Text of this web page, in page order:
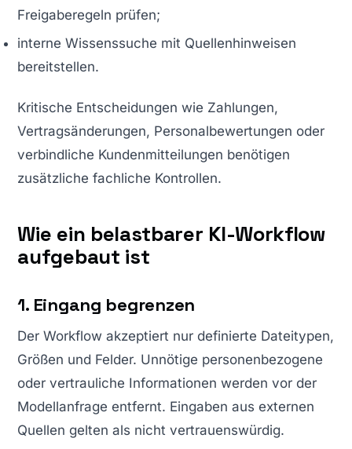
Freigaberegeln prüfen;
interne Wissenssuche mit Quellenhinweisen
bereitstellen.
Kritische Entscheidungen wie Zahlungen,
Vertragsänderungen, Personalbewertungen oder
verbindliche Kundenmitteilungen benötigen
zusätzliche fachliche Kontrollen.
Wie ein belastbarer KI-Workflow
aufgebaut ist
1. Eingang begrenzen
Der Workflow akzeptiert nur definierte Dateitypen,
Größen und Felder. Unnötige personenbezogene
oder vertrauliche Informationen werden vor der
Modellanfrage entfernt. Eingaben aus externen
Quellen gelten als nicht vertrauenswürdig.